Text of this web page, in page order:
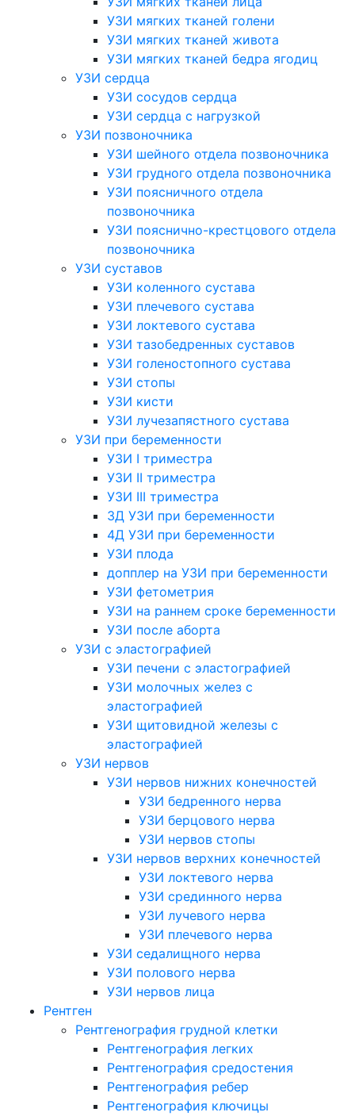
УЗИ мягких тканей голени
УЗИ мягких тканей живота
УЗИ мягких тканей бедра ягодиц
УЗИ сердца
УЗИ сосудов сердца
УЗИ сердца с нагрузкой
УЗИ позвоночника
УЗИ шейного отдела позвоночника
УЗИ грудного отдела позвоночника
УЗИ поясничного отдела
позвоночника
УЗИ пояснично-крестцового отдела
позвоночника
УЗИ суставов
УЗИ коленного сустава
УЗИ плечевого сустава
УЗИ локтевого сустава
УЗИ тазобедренных суставов
УЗИ голеностопного сустава
УЗИ стопы
УЗИ кисти
УЗИ лучезапястного сустава
УЗИ при беременности
УЗИ I триместра
УЗИ II триместра
УЗИ III триместра
3Д УЗИ при беременности
4Д УЗИ при беременности
УЗИ плода
допплер на УЗИ при беременности
УЗИ фетометрия
УЗИ на раннем сроке беременности
УЗИ после аборта
УЗИ с эластографией
УЗИ печени с эластографией
УЗИ молочных желез с
эластографией
УЗИ щитовидной железы с
эластографией
УЗИ нервов
УЗИ нервов нижних конечностей
УЗИ бедренного нерва
УЗИ берцового нерва
УЗИ нервов стопы
УЗИ нервов верхних конечностей
УЗИ локтевого нерва
УЗИ срединного нерва
УЗИ лучевого нерва
УЗИ плечевого нерва
УЗИ седалищного нерва
УЗИ полового нерва
УЗИ нервов лица
Рентген
Рентгенография грудной клетки
Рентгенография легких
Рентгенография средостения
Рентгенография ребер
Рентгенография ключицы